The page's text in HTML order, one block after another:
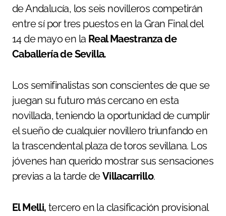
de Andalucía, los seis novilleros competirán
entre sí por tres puestos en la Gran Final del
14 de mayo en la Real Maestranza de
Caballería de Sevilla.
Los semifinalistas son conscientes de que se
juegan su futuro más cercano en esta
novillada, teniendo la oportunidad de cumplir
el sueño de cualquier novillero triunfando en
la trascendental plaza de toros sevillana. Los
jóvenes han querido mostrar sus sensaciones
previas a la tarde deVillacarrillo.
El Melli, tercero en la clasificación provisional